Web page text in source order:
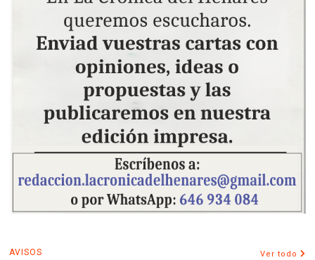
AVISOS Ver todo